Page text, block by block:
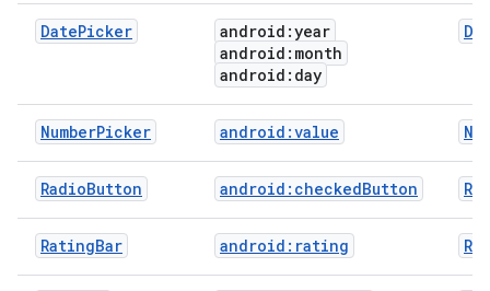
DatePicker
android:year
android:month
android:day
NumberPicker android:value
RadioButton android:checkedButton
RatingBar android:rating